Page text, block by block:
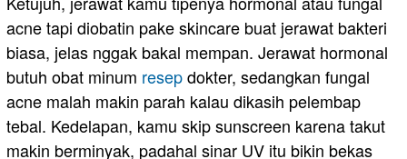
acne tapi diobatin pake skincare buat jerawat bakteri
biasa, jelas nggak bakal mempan. Jerawat hormonal
butuh obat minum resepdokter, sedangkan fungal
acne malah makin parah kalau dikasih pelembap
tebal. Kedelapan, kamu skip sunscreen karena takut
makin berminyak, padahal sinar UV itu bikin bekas